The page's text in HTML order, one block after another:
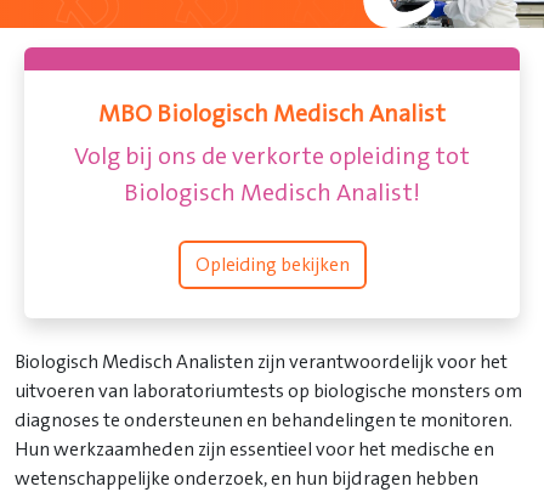
MBO Biologisch Medisch Analist
Volg bij ons de verkorte opleiding tot
Biologisch Medisch Analist!
Opleiding bekijken
Biologisch Medisch Analisten zijn verantwoordelijk voor het
uitvoeren van laboratoriumtests op biologische monsters om
diagnoses te ondersteunen en behandelingen te monitoren.
Hun werkzaamheden zijn essentieel voor het medische en
wetenschappelijke onderzoek, en hun bijdragen hebben